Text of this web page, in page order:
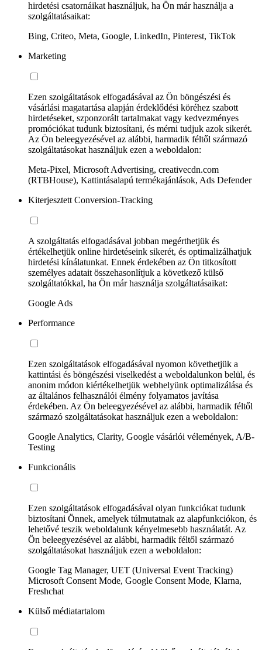
hirdetési csatornáikat használjuk, ha Ön már használja a
szolgáltatásaikat:
Bing, Criteo, Meta, Google, LinkedIn, Pinterest, TikTok
Marketing
Ezen szolgáltatások elfogadásával az Ön böngészési és
vásárlási magatartása alapján érdeklődési köréhez szabott
hirdetéseket, szponzorált tartalmakat vagy kedvezményes
promóciókat tudunk biztosítani, és mérni tudjuk azok sikerét.
Az Ön beleegyezésével az alábbi, harmadik féltől származó
szolgáltatásokat használjuk ezen a weboldalon:
Meta-Pixel, Microsoft Advertising, creativecdn.com
(RTBHouse), Kattintásalapú termékajánlások, Ads Defender
Kiterjesztett Conversion-Tracking
A szolgáltatás elfogadásával jobban megérthetjük és
értékelhetjük online hirdetéseink sikerét, és optimalizálhatjuk
hirdetési kínálatunkat. Ennek érdekében az Ön titkosított
személyes adatait összehasonlítjuk a következő külső
szolgáltatókkal, ha Ön már használja szolgáltatásaikat:
Google Ads
Performance
Ezen szolgáltatások elfogadásával nyomon követhetjük a
kattintási és böngészési viselkedést a weboldalunkon belül, és
anonim módon kiértékelhetjük webhelyünk optimalizálása és
az általános felhasználói élmény folyamatos javítása
érdekében. Az Ön beleegyezésével az alábbi, harmadik féltől
származó szolgáltatásokat használjuk ezen a weboldalon:
Google Analytics, Clarity, Google vásárlói vélemények, A/B-
Testing
Funkcionális
Ezen szolgáltatások elfogadásával olyan funkciókat tudunk
biztosítani Önnek, amelyek túlmutatnak az alapfunkciókon, és
lehetővé teszik weboldalunk kényelmesebb használatát. Az
Ön beleegyezésével az alábbi, harmadik féltől származó
szolgáltatásokat használjuk ezen a weboldalon:
Google Tag Manager, UET (Universal Event Tracking)
Microsoft Consent Mode, Google Consent Mode, Klarna,
Freshchat
Külső médiatartalom